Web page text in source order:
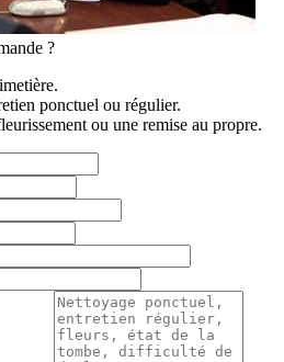
?
ponctuel ou régulier.
ou une remise au propre.